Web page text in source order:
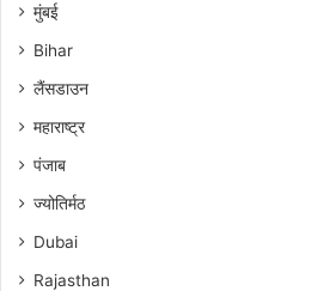
मुंबई
Bihar
लैंसडाउन
महाराष्ट्र
पंजाब
ज्योतिर्मठ
Dubai
Rajasthan